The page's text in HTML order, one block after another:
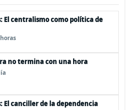
El centralismo como política de
no termina con una hora
El canciller de la dependencia